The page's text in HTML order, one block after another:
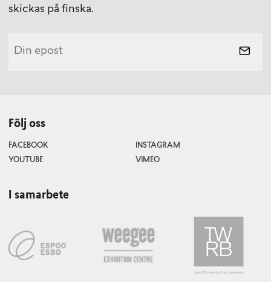
skickas på finska.
Följ oss
FACEBOOK
INSTAGRAM
YOUTUBE
VIMEO
I samarbete